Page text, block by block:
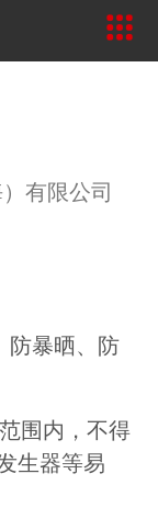
有限公司
暴晒、防
围内，不得
生器等易